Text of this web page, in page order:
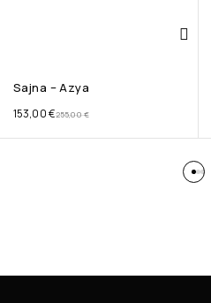
Sajna – Azya
255,00€
153,00€